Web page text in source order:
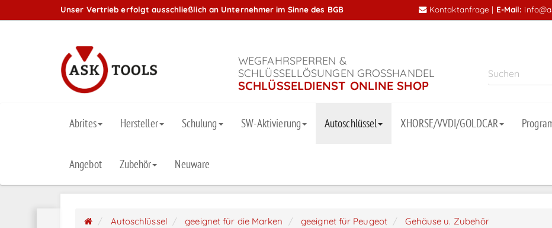
Unser Vertrieb erfolgt ausschließlich an Unternehmer im Sinne des BGB Kontaktanfrage | E-Mail:
WEGFAHRSPERREN &
SCHLÜSSELLÖSUNGEN GROSSHANDEL
SCHLÜSSELDIENST ONLINE SHOP
Abrites Hersteller Schulung SW-Aktivierung Autoschlüssel XHORSE/VVDI/GOLDCAR
Angebot Zubehör Neuware
Autoschlüssel geeignet für die Marken geeignet für Peugeot
Gehäuse u. Zubehör